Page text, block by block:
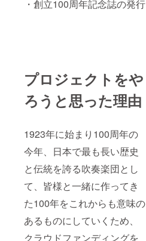
・創立100周年記念誌の発行
プロジェクトをや
ろうと思った理由
1923年に始まり100周年の
今年、日本で最も長い歴史
と伝統を誇る吹奏楽団とし
て、皆様と一緒に作ってき
た100年をこれからも意味の
あるものにしていくため、
クラウドファンディングを